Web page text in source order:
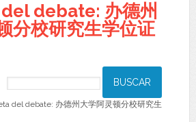
debate: 办德州
分校研究生学位证
del debate: 办德州大学阿灵顿分校研究生